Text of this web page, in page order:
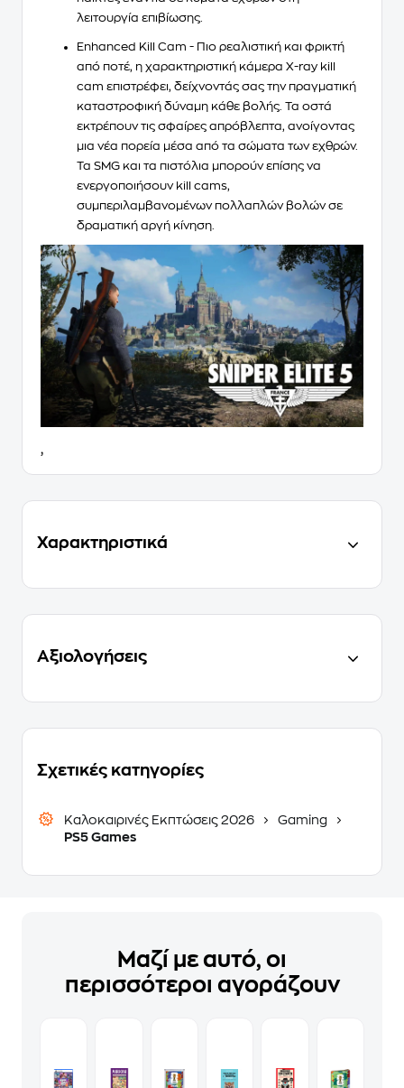
λειτουργία επιβίωσης
Enhanced Kill Cam - Πιο ρεαλιστική και φρικτή
από ποτέ, η χαρακτηριστική κάμερα X-ray kill
cam επιστρέφει, δείχνοντάς σας την πραγματική
καταστροφική δύναμη κάθε βολής . Τα οστά
εκτρέπουν τις σφαίρες απρόβλεπτα, ανοίγοντας
μια νέα πορεία μέσα από τα σώματα των εχθρών.
Τα SMG και τα πιστόλια μπορούν επίσης να
ενεργοποιήσουν kill cams,
συμπεριλαμβανομένων πολλαπλών βολών σε
δραματική αργή κίνηση.
,
Χαρακτηριστικά
Αξιολογήσεις
Σχετικές κατηγορίες
Καλοκαιρινές Εκπτώσεις 2026
Gaming
PS5 Games
Μαζί με αυτό, οι
περισσότεροι αγοράζουν